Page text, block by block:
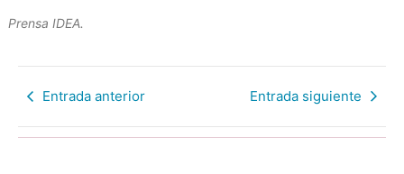
Prensa IDEA.
Entrada anterior Entrada siguiente